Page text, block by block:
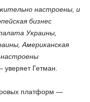
настроены, и
бизнес
Украины,
Американская
уверяет Гетман.
платформ —